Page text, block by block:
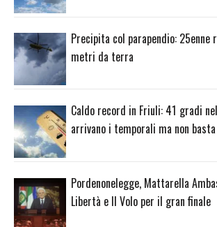
Precipita col parapendio: 25enne
metri da terra
Caldo record in Friuli: 41 gradi
arrivano i temporali ma non basta
Pordenonelegge, Mattarella
Libertà e Il Volo per il gran finale